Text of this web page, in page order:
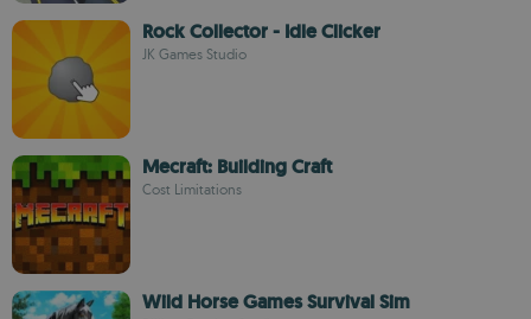
Rock Collector - Idle Clicker
JK Games Studio
Mecraft: Building Craft
Cost Limitations
Wild Horse Games Survival Sim